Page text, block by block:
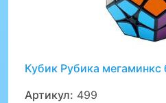
Кубик Рубика
Артикул: 499